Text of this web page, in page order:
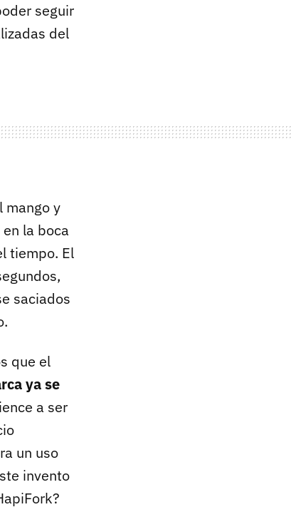
seguir
del
mango y
la boca
tiempo. El
saciados
que el
ya se
a ser
un uso
invento